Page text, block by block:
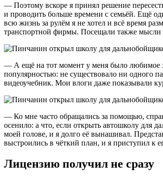
— Поэтому вскоре я принял решение
и проводить больше времени с семьёй. Ещё
всю жизнь за рулём я не хотел и всё время
транспортной фирмы. Посещали также мысли
— А ещё на тот момент у меня было любимое
популярностью: не существовало ни одного
видеоучебник. Мои влоги даже показывали
— Ко мне часто обращались за помощью,
осенило: а что, если открыть автошколу для
моей голове, и я долго её вынашивал.
выстроились в чёткий план, и я приступил к
Лицензию получил не сразу